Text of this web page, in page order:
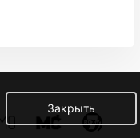
Закрыть